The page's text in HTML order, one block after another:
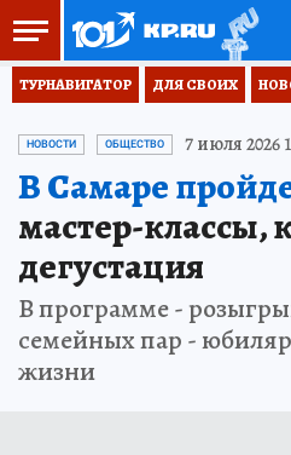
ТУРНАВИГАТОР ДЛЯ СВОИХ
НОВОСТИ ОБЩЕСТВО 7 июля 2026
В Самаре
мастер-классы,
дегустация
В программе -
семейных пар -
жизни